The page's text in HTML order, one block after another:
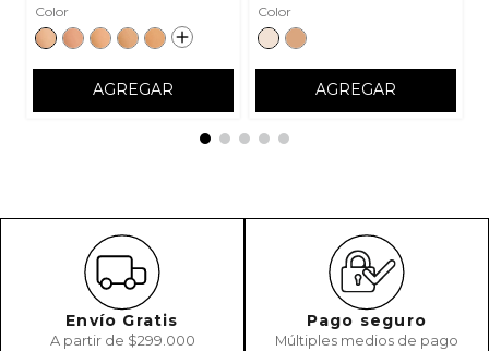
Color
AGREGAR
Color
AGREGAR
Envío Gratis
A partir de $299.000
Pago seguro
Múltiples medios de pago